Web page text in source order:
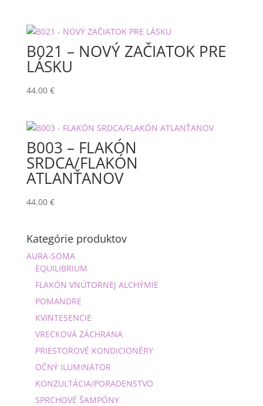
B021 – NOVÝ ZAČIATOK PRE
LÁSKU
44.00 €
B003 – FLAKÓN
SRDCA/FLAKÓN
ATLANŤANOV
44.00 €
Kategórie produktov
AURA-SOMA
EQUILIBRIUM
FLAKÓN VNÚTORNEJ ALCHÝMIE
POMANDRE
KVINTESENCIE
VRECKOVÁ ZÁCHRANA
PRIESTOROVÉ KONDICIONÉRY
OČNÝ ILUMINÁTOR
KONZULTÁCIA/PORADENSTVO
SPRCHOVÉ ŠAMPÓNY